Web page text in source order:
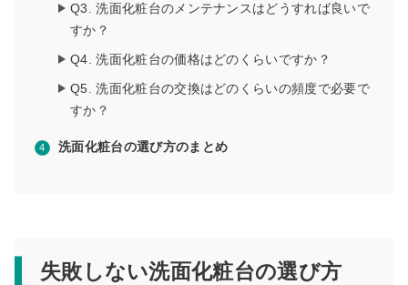
Q3. 洗面化粧台のメンテナンスはどうすれば良いで
すか？
Q4. 洗面化粧台の価格はどのくらいですか？
Q5. 洗面化粧台の交換はどのくらいの頻度で必要で
すか？
洗面化粧台の選び方のまとめ
失敗しない洗面化粧台の選び方